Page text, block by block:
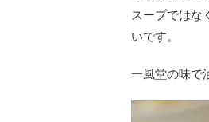
スープではな
いです。
一風堂の味で